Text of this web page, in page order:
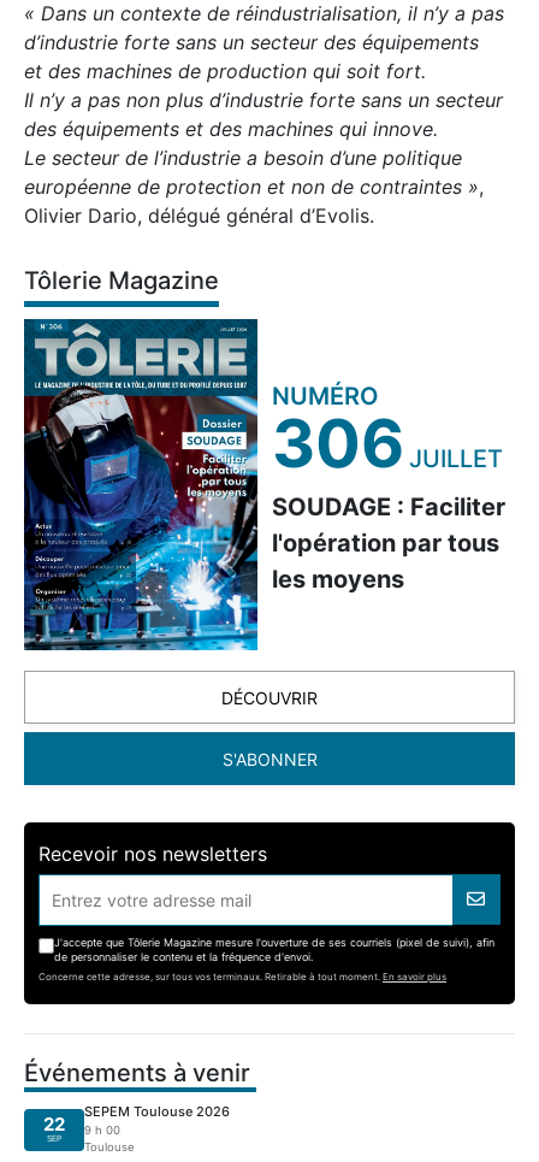
« Dans un contexte de réindustrialisation, il n’y a pas
d’industrie forte sans un secteur des équipements
et des machines de production qui soit fort.
Il n’y a pas non plus d’industrie forte sans un secteur
des équipements et des machines qui innove.
Le secteur de l’industrie a besoin d’une politique
européenne de protection et non de contraintes »,
Olivier Dario, délégué général d’Evolis.
Tôlerie Magazine
NUMÉRO
306 JUILLET
SOUDAGE : Faciliter
l'opération par tous
les moyens
DÉCOUVRIR
S'ABONNER
Recevoir nos newsletters
J'accepte que Tôlerie Magazine mesure l'ouverture de ses courriels (pixel de suivi), afin
de personnaliser le contenu et la fréquence d'envoi.
Concerne cette adresse, sur tous vos terminaux. Retirable à tout moment. En savoir plus
Événements à venir
22
SEP
SEPEM Toulouse 2026
9 h 00
Toulouse